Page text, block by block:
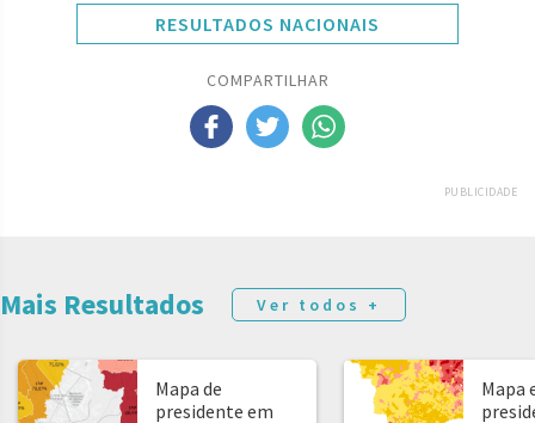
RESULTADOS NACIONAIS
COMPARTILHAR
PUBLICIDADE
Mais Resultados Ver todos +
Mapa de
presidente em
Mapa